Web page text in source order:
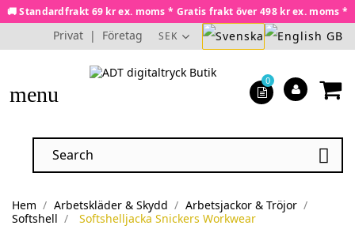
🚚 Standardfrakt 69 kr ex. moms * Gratis frakt över 498 kr ex. moms *
Privat | Företag SEK
menu

0
Hem Arbetskläder & Skydd
Arbetsjackor & Tröjor
Softshell
Softshelljacka Snickers Workwear